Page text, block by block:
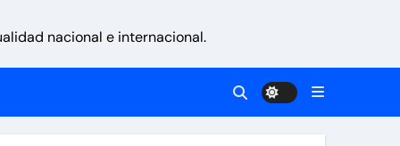
nacional e internacional.